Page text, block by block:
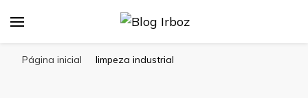
Página inicial limpeza industrial